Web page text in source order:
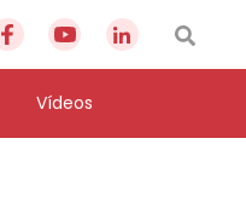
Vídeos